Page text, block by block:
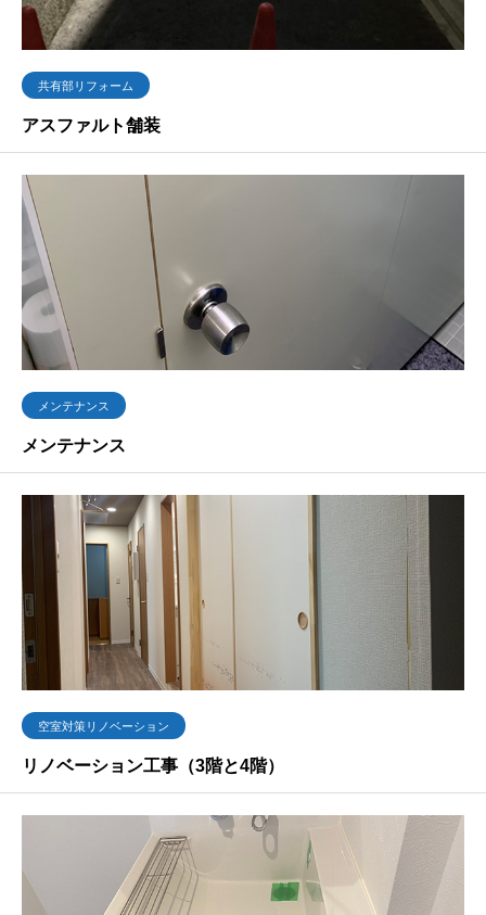
共有部リフォーム
アスファルト舗装
メンテナンス
メンテナンス
空室対策リノベーション
リノベーション工事（3階と4階）